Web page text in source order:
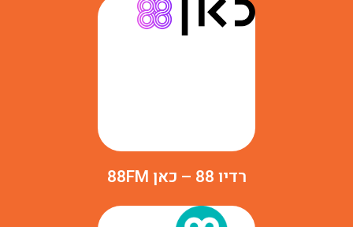
רדיו 88 – כאן 88FM